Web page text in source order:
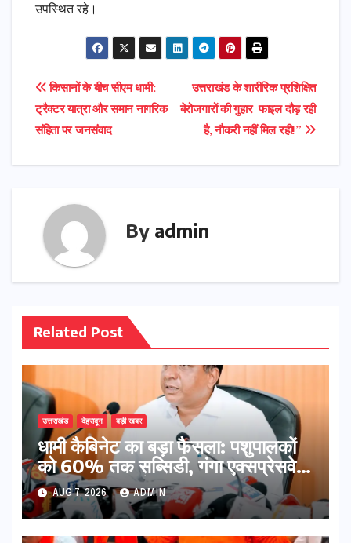
उपस्थित रहे।
Post
navigation
उत्तराखंड के शारीरिक प्रशिक्षित
बेरोजगारों की गुहार फाइल दौड़ रही
है, नौकरी नहीं मिल रही!”
किसानों के बीच सीएम धामी:
ट्रैक्टर यात्रा और समान नागरिक
संहिता पर जनसंवाद
By admin
Related Post
उत्तराखंड देहरादून बड़ी खबर
​धामी कैबिनेट का बड़ा फैसला: पशुपालकों
को 60% तक सब्सिडी, गंगा एक्सप्रेसवे
का हरिद्वार तक होगा विस्तार
AUG 7, 2026 ADMIN